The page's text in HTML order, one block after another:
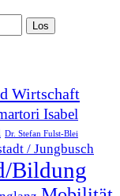
Wirtschaft
Isabel
Dr. Stefan Fulst-Blei
/ Jungbusch
Bildung